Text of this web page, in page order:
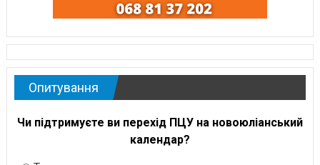
Опитування
Чи підтримуєте ви перехід ПЦУ на новоюліанський
календар?